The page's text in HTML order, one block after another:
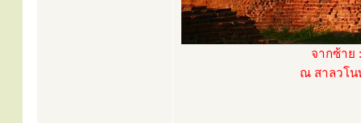
จากซ้าย
ณ สาลวโน